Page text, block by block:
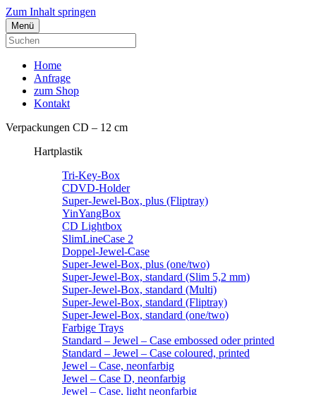
Zum Inhalt springen
Menü
Home
Anfrage
zum Shop
Kontakt
Verpackungen CD – 12 cm
Hartplastik
Tri-Key-Box
CDVD-Holder
Super-Jewel-Box, plus (Fliptray)
YinYangBox
CD Lightbox
SlimLineCase 2
Doppel-Jewel-Case
Super-Jewel-Box, plus (one/two)
Super-Jewel-Box, standard (Slim 5,2 mm)
Super-Jewel-Box, standard (Multi)
Super-Jewel-Box, standard (Fliptray)
Super-Jewel-Box, standard (one/two)
Farbige Trays
Standard – Jewel – Case embossed oder printed
Standard – Jewel – Case coloured, printed
Jewel – Case, neonfarbig
Jewel – Case D, neonfarbig
Jewel – Case, light neonfarbig